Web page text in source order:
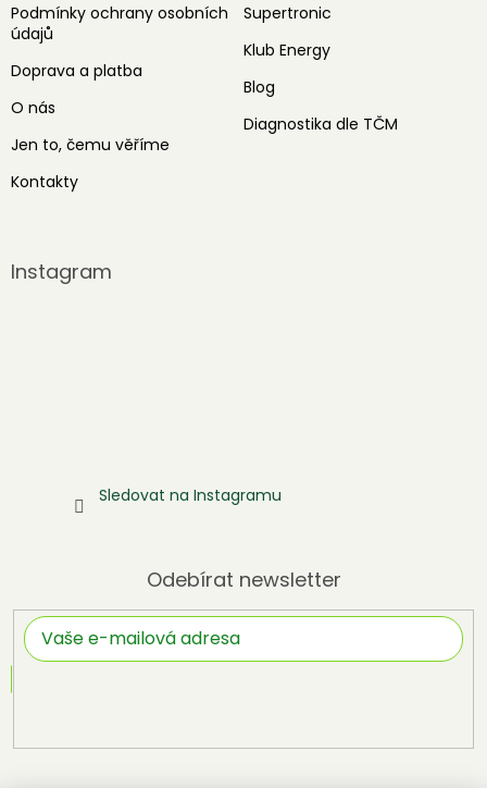
Podmínky ochrany osobních
údajů
Doprava a platba
O nás
Jen to, čemu věříme
Kontakty
Supertronic
Klub Energy
Blog
Diagnostika dle TČM
Instagram
Sledovat na Instagramu
Odebírat newsletter